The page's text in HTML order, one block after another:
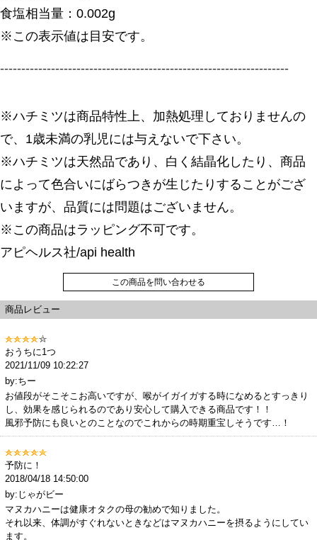
食塩相当量：0.002g
※この表示値は目安です。
--------------------------------------------------------------------
※ハチミツは商品特性上、加熱処理しておりませんの
で、1歳未満の乳児には与えないで下さい。
※ハチミツは天然品であり、白く結晶化したり、商品
によって色合いにばらつきが生じたりすることがござ
いますが、品質には問題はございません。
※この商品はラッピング不可です。
アピヘルス社/api health
この商品を問い合わせる
商品レビュー
おうちに1つ
2021/11/09 10:22:27
by:ちー
お値段がそこそこお高いですが、喉がイガイガする時になめるとすっきり
し、効果を感じられるのであり安心して購入できる商品です！！
風邪予防にも良いとのことなのでこれからの時期重宝しそうです…！
予防に！
2018/04/18 14:50:00
by:じゃがビー
マヌカハニーは健康オタクの母の勧めで知りました。
それ以来、体調がすぐれないときなどはマヌカハニーを摂るようにしてい
ます。